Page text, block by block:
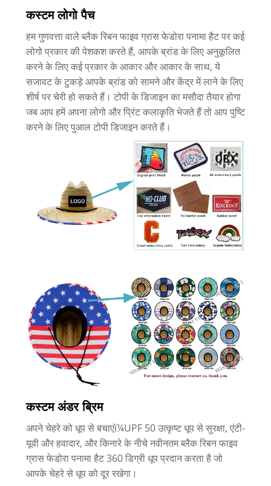
कस्टम लोगो पैच
हम गुणवत्ता वाले ब्लैक रिबन फाइव ग्रास फेडोरा पनामा हैट पर कई
लोगो प्रकार की पेशकश करते हैं, आपके ब्रांड के लिए अनुकूलित
करने के लिए कई प्रकार के आकार और आकार के साथ, ये
सजावट के टुकड़े आपके ब्रांड को सामने और केंद्र में लाने के लिए
शीर्ष पर चेरी हो सकते हैं। टोपी के डिजाइन का मसौदा तैयार होगा
जब आप हमें अपना लोगो और प्रिंट कलाकृति भेजते हैं तो आप पुष्टि
करने के लिए पुआल टोपी डिजाइन करते हैं।
कस्टम अंडर ब्रिम
अपने चेहरे को धूप से बचाएंï¼UPF 50 उत्कृष्ट धूप से सुरक्षा, एंटी-
यूवी और हवादार, और किनारे के नीचे नवीनतम ब्लैक रिबन फाइव
ग्रास फेडोरा पनामा हैट 360 डिग्री धूप प्रदान करता है जो
आपके चेहरे से धूप को दूर रखेगा।